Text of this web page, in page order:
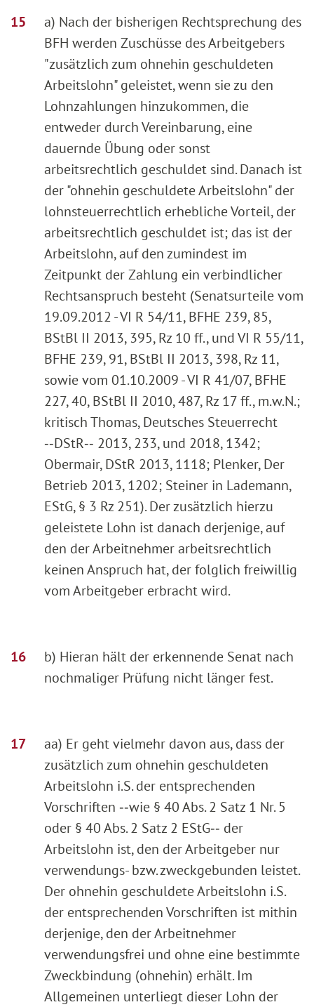
a) Nach der bisherigen Rechtsprechung des
BFH werden Zuschüsse des Arbeitgebers
"zusätzlich zum ohnehin geschuldeten
Arbeitslohn" geleistet, wenn sie zu den
Lohnzahlungen hinzukommen, die
entweder durch Vereinbarung, eine
dauernde Übung oder sonst
arbeitsrechtlich geschuldet sind. Danach ist
der "ohnehin geschuldete Arbeitslohn" der
lohnsteuerrechtlich erhebliche Vorteil, der
arbeitsrechtlich geschuldet ist; das ist der
Arbeitslohn, auf den zumindest im
Zeitpunkt der Zahlung ein verbindlicher
Rechtsanspruch besteht (Senatsurteile vom
19.09.2012 - VI R 54/11, BFHE 239, 85,
BStBl II 2013, 395, Rz 10 ff., und VI R 55/11,
BFHE 239, 91, BStBl II 2013, 398, Rz 11,
sowie vom 01.10.2009 - VI R 41/07, BFHE
227, 40, BStBl II 2010, 487, Rz 17 ff., m.w.N.;
kritisch Thomas, Deutsches Steuerrecht
‑‑DStR‑‑ 2013, 233, und 2018, 1342;
Obermair, DStR 2013, 1118; Plenker, Der
Betrieb 2013, 1202; Steiner in Lademann,
EStG, § 3 Rz 251). Der zusätzlich hierzu
geleistete Lohn ist danach derjenige, auf
den der Arbeitnehmer arbeitsrechtlich
keinen Anspruch hat, der folglich freiwillig
vom Arbeitgeber erbracht wird.
b) Hieran hält der erkennende Senat nach
nochmaliger Prüfung nicht länger fest.
aa) Er geht vielmehr davon aus, dass der
zusätzlich zum ohnehin geschuldeten
Arbeitslohn i.S. der entsprechenden
Vorschriften ‑‑wie § 40 Abs. 2 Satz 1 Nr. 5
oder § 40 Abs. 2 Satz 2 EStG‑‑ der
Arbeitslohn ist, den der Arbeitgeber nur
verwendungs- bzw. zweckgebunden leistet.
Der ohnehin geschuldete Arbeitslohn i.S.
der entsprechenden Vorschriften ist mithin
derjenige, den der Arbeitnehmer
verwendungsfrei und ohne eine bestimmte
Zweckbindung (ohnehin) erhält. Im
Allgemeinen unterliegt dieser Lohn der